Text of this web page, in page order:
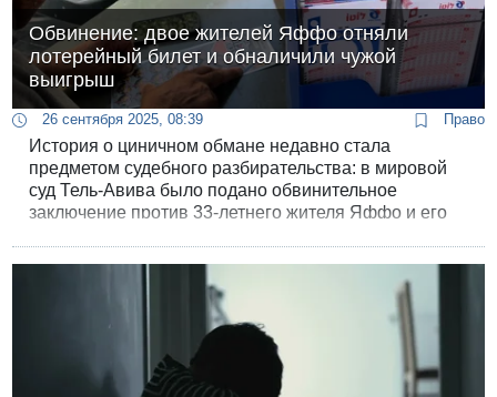
Обвинение: двое жителей Яффо отняли
лотерейный билет и обналичили чужой
выигрыш
26 сентября 2025, 08:39 Право
История о циничном обмане недавно стала
предметом судебного разбирательства: в мировой
суд Тель-Авива было подано обвинительное
заключение против 33-летнего жителя Яффо и его
300 000 шекелей у молодого человека из Бат-Яма,
страдающего душевными недугами.